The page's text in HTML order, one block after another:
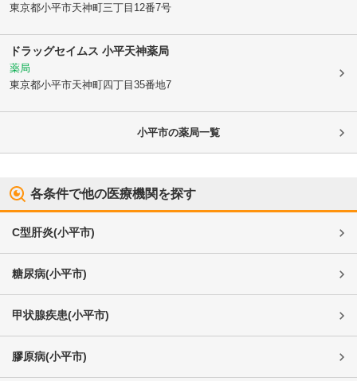
東京都小平市天神町三丁目12番7号
ドラッグセイムス 小平天神薬局
薬局
東京都小平市天神町四丁目35番地7
小平市の薬局一覧
各条件で他の医療機関を探す
C型肝炎(小平市)
糖尿病(小平市)
甲状腺疾患(小平市)
膠原病(小平市)